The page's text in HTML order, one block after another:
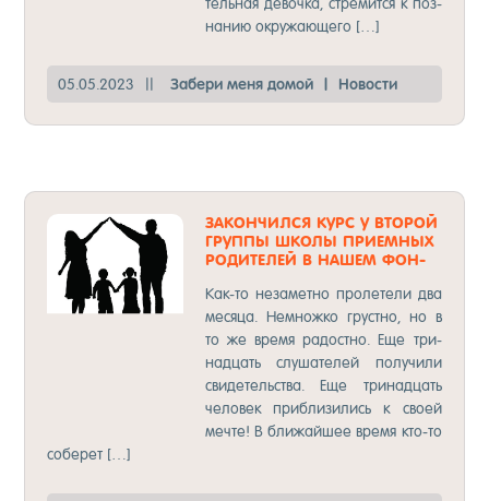
на­нию ок­ру­жа­юще­го […]
05.05.2023 За­бе­ри ме­ня до­мой | Но­вос­ти
ЗА­КОН­ЧИЛСЯ КУРС У ВТО­РОЙ
ГРУП­ПЫ ШКО­ЛЫ ПРИ­ЕМ­НЫХ
РО­ДИТЕ­ЛЕЙ В НА­ШЕМ ФОН­
Как-то не­за­мет­но про­ле­те­ли два
ме­ся­ца. Нем­нож­ко грус­тно, но в
то же вре­мя ра­дос­тно. Еще три­
над­цать слу­ша­те­лей по­лу­чи­ли
сви­де­тель­ства. Еще три­над­цать
че­ло­век приб­ли­зи­лись к сво­ей
меч­те! В бли­жай­шее вре­мя кто-то
со­бе­рет […]